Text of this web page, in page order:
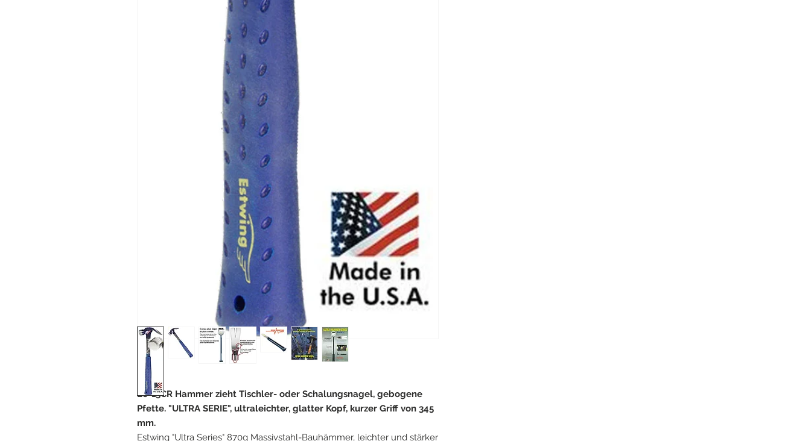
E6-15CR Hammer zieht Tischler- oder Schalungsnagel, gebogene
Pfette. "ULTRA SERIE", ultraleichter, glatter Kopf, kurzer Griff von 345
mm.
Estwing "Ultra Series" 870g Massivstahl-Bauhämmer, leichter und stärker